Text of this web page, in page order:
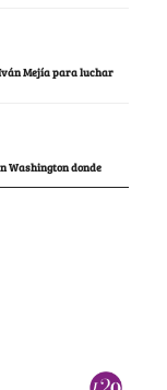
Mejía para luchar
Washington donde